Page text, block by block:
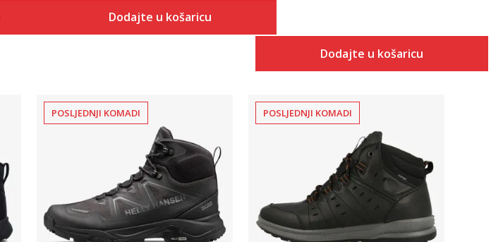
Dodajte u košaricu
Dodajte u košaricu
Uporedi
POSLJEDNJI KOMADI
Uporedi
POSLJEDNJI KOMADI